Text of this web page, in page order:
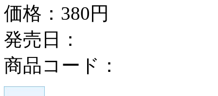
価格： 380円
発売日：
商品コード：